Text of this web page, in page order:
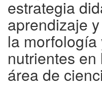
estrategia
aprendizaje
la
nutrientes
área de